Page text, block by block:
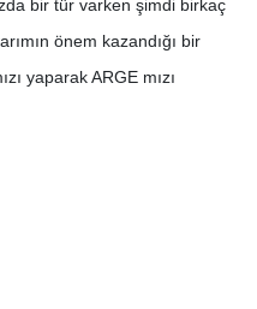
bir tür varken şimdi birkaç
önem kazandığı bir
yaparak ARGE mızı